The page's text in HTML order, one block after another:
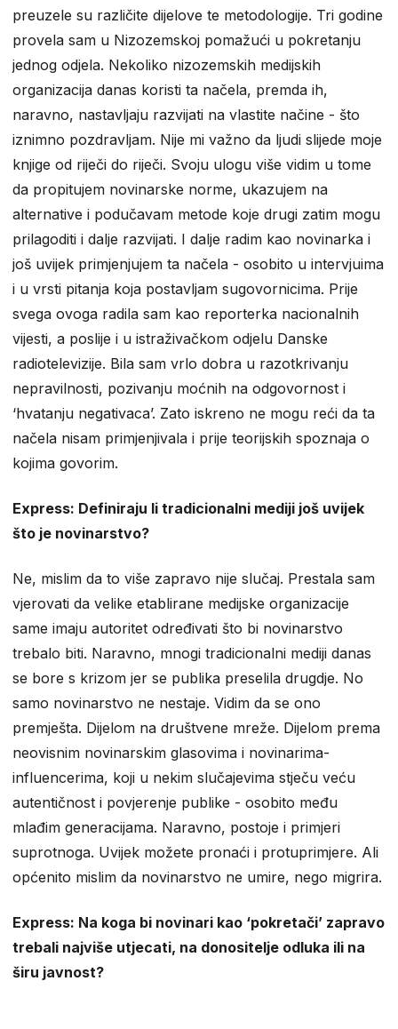
preuzele su različite dijelove te metodologije. Tri godine
provela sam u Nizozemskoj pomažući u pokretanju
jednog odjela. Nekoliko nizozemskih medijskih
organizacija danas koristi ta načela, premda ih,
naravno, nastavljaju razvijati na vlastite načine - što
iznimno pozdravljam. Nije mi važno da ljudi slijede moje
knjige od riječi do riječi. Svoju ulogu više vidim u tome
da propitujem novinarske norme, ukazujem na
alternative i podučavam metode koje drugi zatim mogu
prilagoditi i dalje razvijati. I dalje radim kao novinarka i
još uvijek primjenjujem ta načela - osobito u intervjuima
i u vrsti pitanja koja postavljam sugovornicima. Prije
svega ovoga radila sam kao reporterka nacionalnih
vijesti, a poslije i u istraživačkom odjelu Danske
radiotelevizije. Bila sam vrlo dobra u razotkrivanju
nepravilnosti, pozivanju moćnih na odgovornost i
‘hvatanju negativaca’. Zato iskreno ne mogu reći da ta
načela nisam primjenjivala i prije teorijskih spoznaja o
kojima govorim.
Express: Definiraju li tradicionalni mediji još uvijek
što je novinarstvo?
Ne, mislim da to više zapravo nije slučaj. Prestala sam
vjerovati da velike etablirane medijske organizacije
same imaju autoritet određivati što bi novinarstvo
trebalo biti. Naravno, mnogi tradicionalni mediji danas
se bore s krizom jer se publika preselila drugdje. No
samo novinarstvo ne nestaje. Vidim da se ono
premješta. Dijelom na društvene mreže. Dijelom prema
neovisnim novinarskim glasovima i novinarima-
influencerima, koji u nekim slučajevima stječu veću
autentičnost i povjerenje publike - osobito među
mlađim generacijama. Naravno, postoje i primjeri
suprotnoga. Uvijek možete pronaći i protuprimjere. Ali
općenito mislim da novinarstvo ne umire, nego migrira.
Express: Na koga bi novinari kao ‘pokretači’ zapravo
trebali najviše utjecati, na donositelje odluka ili na
širu javnost?